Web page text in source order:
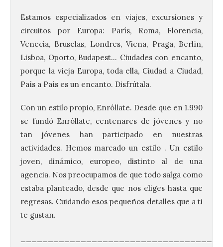
Estamos especializados en viajes, excursiones y
circuitos por Europa: París, Roma, Florencia,
Venecia, Bruselas, Londres, Viena, Praga, Berlín,
Lisboa, Oporto, Budapest… Ciudades con encanto,
porque la vieja Europa, toda ella, Ciudad a Ciudad,
País a País es un encanto. Disfrútala.
Con un estilo propio, Enróllate. Desde que en 1.990
se fundó Enróllate, centenares de jóvenes y no
tan jóvenes han participado en nuestras
actividades. Hemos marcado un estilo . Un estilo
joven, dinámico, europeo, distinto al de una
agencia. Nos preocupamos de que todo salga como
estaba planteado, desde que nos eliges hasta que
regresas. Cuidando esos pequeños detalles que a ti
te gustan.